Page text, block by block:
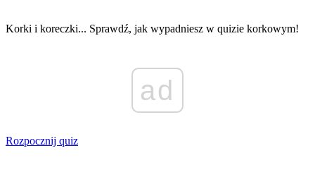
Korki i koreczki... Sprawdź, jak wypadniesz w quizie korkowym!
ad
Rozpocznij quiz